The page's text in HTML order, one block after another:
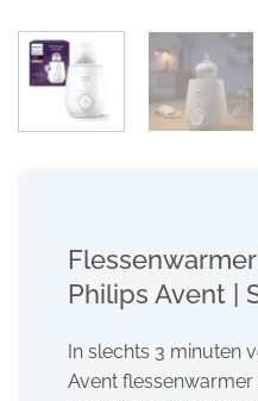
Flessenwarmer
Philips Avent |
In slechts 3 minuten
Avent